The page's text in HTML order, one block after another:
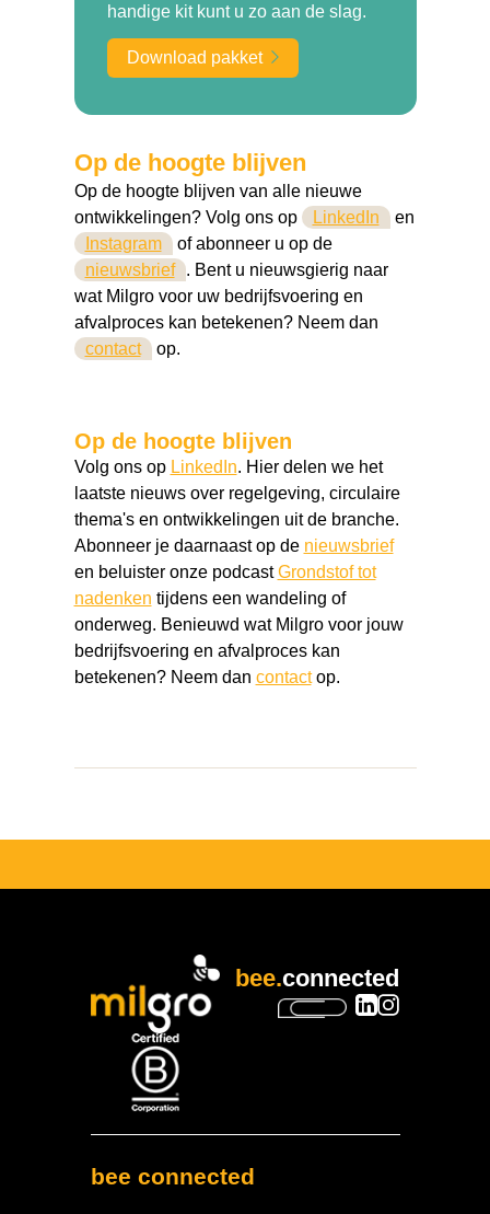
handige kit kunt u zo aan de slag.
Download pakket
Op de hoogte blijven
Op de hoogte blijven van alle nieuwe
ontwikkelingen? Volg ons op
LinkedIn
en
Instagram of abonneer u op de
nieuwsbrief . Bent u nieuwsgierig naar
wat Milgro voor uw bedrijfsvoering en
afvalproces kan betekenen? Neem dan
contact op.
Op de hoogte blijven
Volg ons op LinkedIn. Hier delen we het
laatste nieuws over regelgeving, circulaire
thema's en ontwikkelingen uit de branche.
Abonneer je daarnaast op de nieuwsbrief
en beluister onze podcastGrondstof tot
nadenken tijdens een wandeling of
onderweg. Benieuwd wat Milgro voor jouw
bedrijfsvoering en afvalproces kan
betekenen? Neem dan contactop.
bee.connected
bee connected